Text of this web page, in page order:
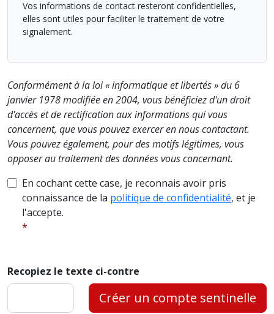
Vos informations de contact resteront confidentielles,
elles sont utiles pour faciliter le traitement de votre
signalement.
Conformément à la loi « informatique et libertés » du 6
janvier 1978 modifiée en 2004, vous bénéficiez d'un droit
d'accès et de rectification aux informations qui vous
concernent, que vous pouvez exercer en nous contactant.
Vous pouvez également, pour des motifs légitimes, vous
opposer au traitement des données vous concernant.
En cochant cette case, je reconnais avoir pris
connaissance de la politique de confidentialité, et je
l'accepte.
Recopiez le texte ci-contre
Créer un compte sentinelle